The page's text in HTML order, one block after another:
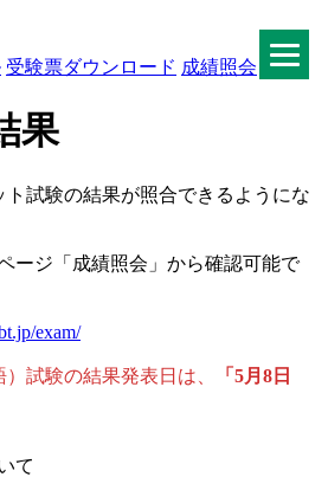
受験票ダウンロード 成績照会
果
ト試験の結果が照合できるようにな
ージ「成績照会」から確認可能で
exam/
試験の結果発表日は、
「5月8日
て